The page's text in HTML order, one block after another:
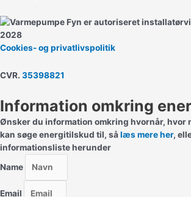
Cookies- og privatlivspolitik
CVR. 35398821
Information omkring
Ønsker du information omkring hvornår, hvor
kan søge energitilskud til, sålæs mere her,
informationsliste herunder
Name
Email